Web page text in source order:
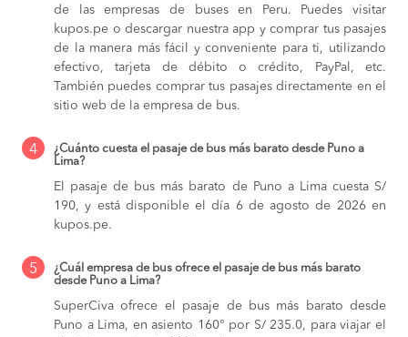
de las empresas de buses en Peru. Puedes visitar
kupos.pe o descargar nuestra app y comprar tus pasajes
de la manera más fácil y conveniente para ti, utilizando
efectivo, tarjeta de débito o crédito, PayPal, etc.
También puedes comprar tus pasajes directamente en el
sitio web de la empresa de bus.
4
¿Cuánto cuesta el pasaje de bus más barato desde Puno a
Lima?
El pasaje de bus más barato de Puno a Lima cuesta S/
190, y está disponible el día 6 de agosto de 2026 en
kupos.pe.
5
¿Cuál empresa de bus ofrece el pasaje de bus más barato
desde Puno a Lima?
SuperCiva ofrece el pasaje de bus más barato desde
Puno a Lima, en asiento 160° por S/ 235.0, para viajar el